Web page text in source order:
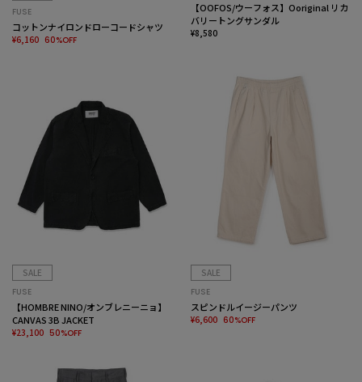
FUSE
コットンナイロンドローコードシャツ
¥6,160 60%OFF
【OOFOS/ウーフォス】Ooriginal リカ
バリートングサンダル
¥8,580
SALE
FUSE
【HOMBRE NINO/オンブレニーニョ】
CANVAS 3B JACKET
¥23,100 50%OFF
SALE
FUSE
スピンドルイージーパンツ
¥6,600 60%OFF